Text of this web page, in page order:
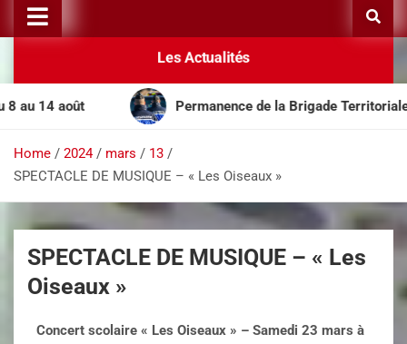
Les Actualités
août Permanence de la Brigade Territoriale
Home 2024 mars
13
SPECTACLE DE MUSIQUE – « Les Oiseaux »
SPECTACLE DE MUSIQUE – « Les
Oiseaux »
Concert scolaire « Les Oiseaux » – Samedi 23 mars à